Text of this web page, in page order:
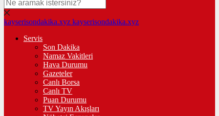
kayserisondakika.xyz kayserisondakika.xyz
Servis
Son Dakika
Namaz Vakitleri
Hava Durumu
Gazeteler
Canlı Borsa
Canlı TV
Puan Durumu
TV Yayın Akışları